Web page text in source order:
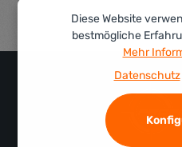
Diese Website
bestmögliche
Mehr
Datenschutz|